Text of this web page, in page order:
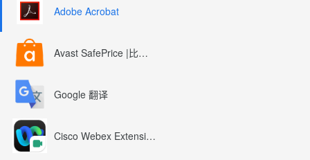
Adobe Acrobat
Avast SafePrice |比较、交易、优惠券
Google 翻译
Cisco Webex Extension